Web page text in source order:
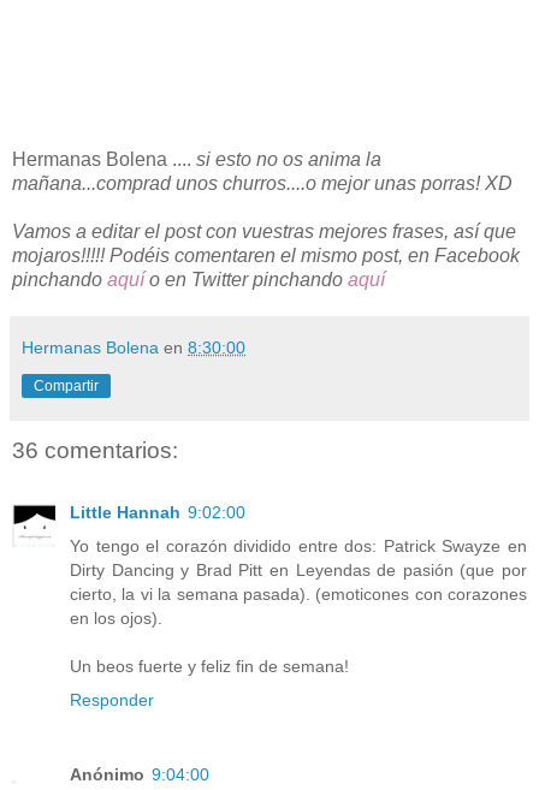
Hermanas Bolena .... si esto no os anima la
mañana...comprad unos churros....o mejor unas porras! XD
Vamos a editar el post con vuestras mejores frases, así que
mojaros!!!!! Podéis comentaren el mismo post, en Facebook
pinchando aquí o en Twitter pinchando aquí
Hermanas Bolena en 8:30:00
Compartir
36 comentarios:
Little Hannah 9:02:00
Yo tengo el corazón dividido entre dos: Patrick Swayze en
Dirty Dancing y Brad Pitt en Leyendas de pasión (que por
cierto, la vi la semana pasada). (emoticones con corazones
en los ojos).
Un beos fuerte y feliz fin de semana!
Responder
Anónimo 9:04:00